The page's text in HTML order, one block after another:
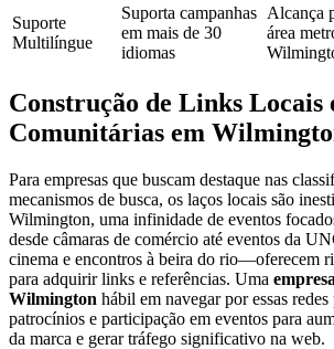
Suporte
Multilíngue
Suporta campanhas
em mais de 30
idiomas
Alcança
área
Construção de Links Locais
Comunitárias em
Para empresas que buscam destaque nas
mecanismos de busca, os laços locais são
Wilmington, uma infinidade de eventos
desde câmaras de comércio até eventos da
cinema e encontros à beira do rio—oferecem
para adquirir links e referências. Uma
Wilmington hábil em navegar por essas
patrocínios e participação em eventos para
da marca e gerar tráfego significativo na web.